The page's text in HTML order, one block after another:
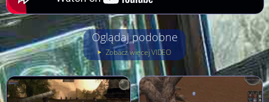
Oglądaj podobne
Zobacz więcej VIDEO